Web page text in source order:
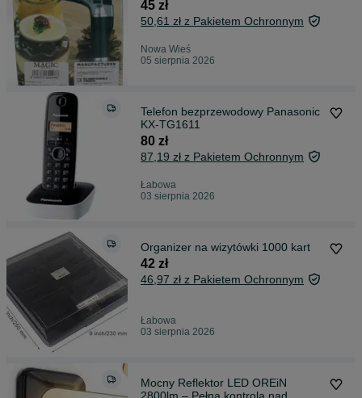
45 zł
50,61 zł z Pakietem Ochronnym
Nowa Wieś
05 sierpnia 2026
Telefon bezprzewodowy Panasonic
KX-TG1611
80 zł
87,19 zł z Pakietem Ochronnym
Łabowa
03 sierpnia 2026
Organizer na wizytówki 1000 kart
42 zł
46,97 zł z Pakietem Ochronnym
Łabowa
03 sierpnia 2026
Mocny Reflektor LED OREiN